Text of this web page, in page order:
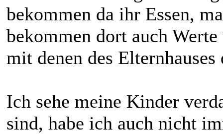
bekommen da ihr Essen,
bekommen dort auch
mit denen des Elternhauses
Ich sehe meine Kinder
sind, habe ich auch nicht